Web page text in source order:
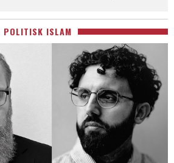
POLITISK ISLAM